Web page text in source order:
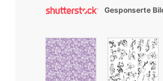
Gesponserte